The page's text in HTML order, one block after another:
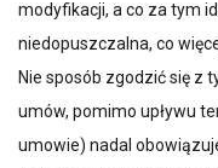
modyfikacji, a co za tym
niedopuszczalna, co
Nie sposób zgodzić się z
umów, pomimo upływu
umowie) nadal